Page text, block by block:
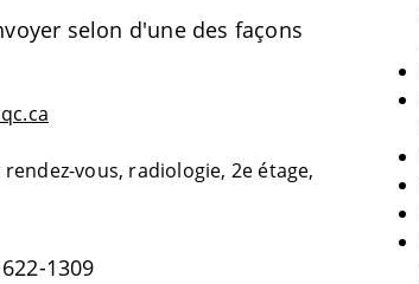
selon d'une des façons
vous, radiologie, 2e étage,
1309